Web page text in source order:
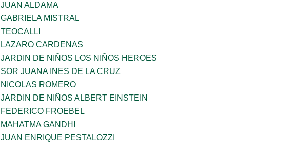
JUAN ALDAMA
GABRIELA MISTRAL
TEOCALLI
LAZARO CARDENAS
JARDIN DE NIÑOS LOS NIÑOS HEROES
SOR JUANA INES DE LA CRUZ
NICOLAS ROMERO
JARDIN DE NIÑOS ALBERT EINSTEIN
FEDERICO FROEBEL
MAHATMA GANDHI
JUAN ENRIQUE PESTALOZZI